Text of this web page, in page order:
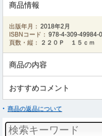
商品情報
出版年月： 2018年2月
ISBNコード： 978-4-309-49984-0
頁数・縦：
２２０Ｐ １５ｃｍ
商品の内容
おすすめコメント
商品の返品について